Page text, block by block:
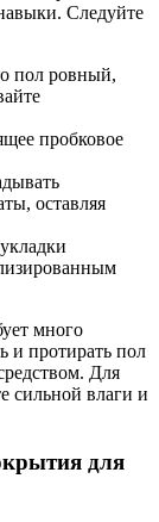
Следуйте
пол ровный,
пробковое
оставляя
много
и протирать пол
Для
сильной влаги и
для